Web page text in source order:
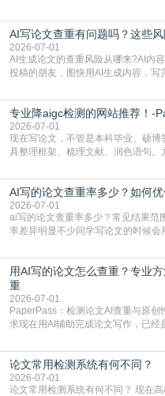
怕是已经入行的科研人员，不少人
准。其实，降aigc检测是伴随AIGC
了满足现在高校、期刊对AI生
AI写论文查重有问题吗？这些
2026-07-01
AI生成论文的查重风险从哪来?AI内
投稿的朋友，图快用AI生成内容，写
自带不可忽视的查重风险。AI训练
于训练数据的概率拼接，不是从零开
有的高频公共表述，甚至直接拼接已
专业降aigc检测的网站推荐！-
2026-07-01
现在写论文，不管是本科毕业、硕
具整理框架、梳理文献、润色语句。
五遍还是过不了预检测的大有人在
站，就能少走好多弯路。PaperPass
容的学术合规痛点去年帮一个本科师
AI写的论文查重率多少？如何
2026-07-01
ai写的论文查重率多少？常见结果范
率差异明显不少同学写论文的时候会
实际情况和大家想的不太一样。AI
内容本质是按照语义概率拼接已有
直接引用整段已有内容，所以查重率
用AI写的论文怎么查重？专业
重
2026-07-01
PaperPass：检测论文AI查重与原创
求现在用AI辅助完成论文写作，已经
但很多人忽略了，AI生成的内容天
含大量已公开的学术内容、网络原创
复片
论文常用检测系统有何不同？
2026-07-01
论文常用检测系统有何不同？ 现在高校和期刊常用的论文查重系统主要是知网、